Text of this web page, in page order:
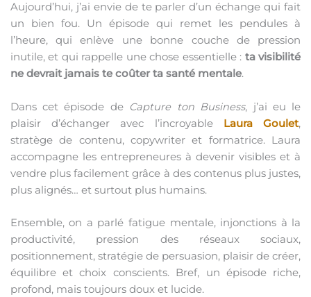
Aujourd’hui, j’ai envie de te parler d’un échange qui fait
un bien fou. Un épisode qui remet les pendules à
l’heure, qui enlève une bonne couche de pression
inutile, et qui rappelle une chose essentielle : ta visibilité
ne devrait jamais te coûter ta santé mentale.
Dans cet épisode de Capture ton Business, j’ai eu le
plaisir d’échanger avec l’incroyable Laura Goulet,
stratège de contenu, copywriter et formatrice. Laura
accompagne les entrepreneures à devenir visibles et à
vendre plus facilement grâce à des contenus plus justes,
plus alignés… et surtout plus humains.
Ensemble, on a parlé fatigue mentale, injonctions à la
productivité, pression des réseaux sociaux,
positionnement, stratégie de persuasion, plaisir de créer,
équilibre et choix conscients. Bref, un épisode riche,
profond, mais toujours doux et lucide.